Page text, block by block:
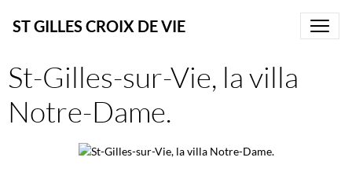
ST GILLES CROIX DE VIE
St-Gilles-sur-Vie, la villa
Notre-Dame.